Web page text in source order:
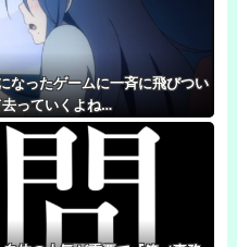
なったゲームに一斉に飛びつい
っていくよね…